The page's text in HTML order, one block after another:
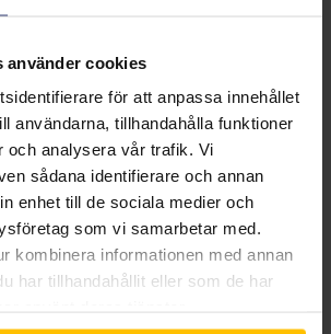
använder cookies
för att anpassa innehållet
användarna, tillhandahålla funktioner
och analysera vår trafik. Vi
sådana identifierare och annan
enhet till de sociala medier och
som vi samarbetar med.
kombinera informationen med annan
har tillhandahållit eller som de har
sammanför en uttråkad
Kneecap. Genom att rappa på
iriska blir den osannolika trion
växande medborgarrättsrörelse.
fans blir allt fler växer också
dem – kosta vad det kosta vill.